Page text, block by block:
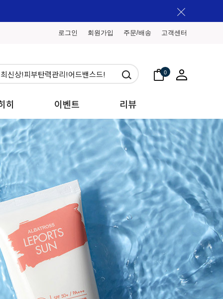
로그인 회원가입 주문/배송 고객센터
0
히 이벤트 리뷰